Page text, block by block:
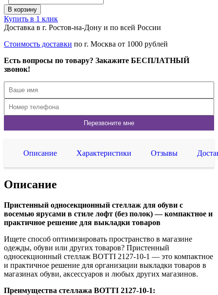
В корзину
Купить в 1 клик
Доставка в г. Ростов-на-Дону и по всей России
Стоимость доставки по г. Москва от 1000 рублей
Есть вопросы по товару? Закажите БЕСПЛАТНЫЙ
звонок!
Описание Характеристики Отзывы
Описание
Пристенный односекционный стеллаж для обуви с
восемью ярусами в стиле лофт (без полок) — компактное и
практичное решение для выкладки товаров
Ищете способ оптимизировать пространство в магазине
одежды, обуви или других товаров? Пристенный
односекционный стеллаж BOTTI 2127-10-1 — это компактное
и практичное решение для организации выкладки товаров в
магазинах обуви, аксессуаров и любых других магазинов.
Преимущества стеллажа BOTTI 2127-10-1: